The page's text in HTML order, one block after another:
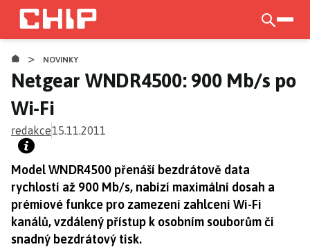
CHIP.CZ
Přejít
hlavnímu
obsahu
> NOVINKY
Netgear WNDR4500: 900 Mb/s po
Wi-Fi
redakce15.11.2011
Model WNDR4500 přenáší bezdrátově data
rychlostí až 900 Mb/s, nabízí maximální dosah a
prémiové funkce pro zamezení zahlcení Wi-Fi
kanálů, vzdálený přístup k osobním souborům či
snadný bezdrátový tisk.